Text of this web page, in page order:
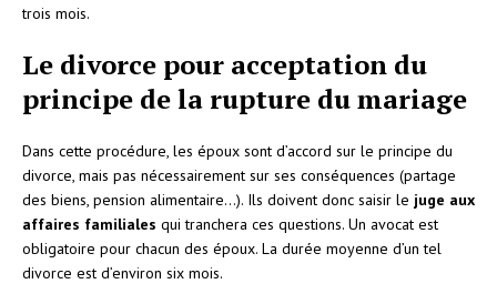
trois mois.
Le divorce pour acceptation du
principe de la rupture du mariage
Dans cette procédure, les époux sont d’accord sur le principe du
divorce, mais pas nécessairement sur ses conséquences (partage
des biens, pension alimentaire…). Ils doivent donc saisir le juge aux
affaires familiales qui tranchera ces questions. Un avocat est
obligatoire pour chacun des époux. La durée moyenne d’un tel
divorce est d’environ six mois.